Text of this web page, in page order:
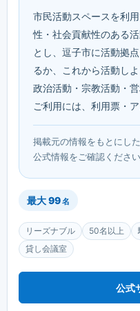
市民活動スペースを利
性・社会貢献性のある
とし、逗子市に活動拠
るか、これから活動し
政治活動・宗教活動・
ご利用には、利用票・
掲載元の情報をもとにし
公式情報をご確認ください
最大99名
リーズナブル 50名以上
貸し会議室
公式